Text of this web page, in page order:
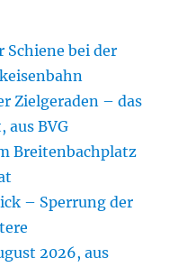
Schiene bei der
Zielgeraden – das
BVG
Breitenbachplatz
– Sperrung der
2026, aus